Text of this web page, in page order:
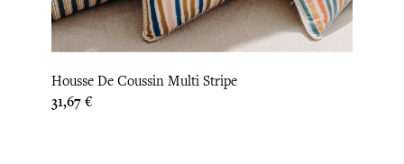
Housse De Coussin Multi Stripe
Prix
31,67 €